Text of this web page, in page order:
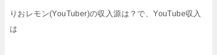
りおレモン(YouTuber)の収入源は？で、YouTube収入
は